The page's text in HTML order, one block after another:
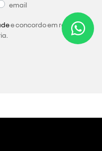
email
e concordo em receber